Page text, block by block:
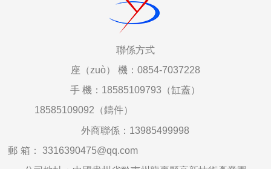
聯係方式
座（zuò） 機：0854-7037228
手機：18585109793（缸蓋）
18585109092（鑄件）
外商聯係： 13985499998
郵 箱 ：3316390475@qq.com